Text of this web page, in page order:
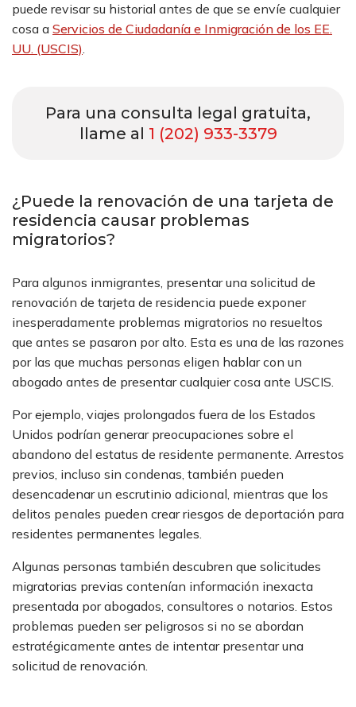
puede revisar su historial antes de que se envíe cualquier
cosa a Servicios de Ciudadanía e Inmigración de los EE.
UU. (USCIS).
Para una consulta legal gratuita,
llame al 1 (202) 933-3379
¿Puede la renovación de una tarjeta de
residencia causar problemas
migratorios?
Para algunos inmigrantes, presentar una solicitud de
renovación de tarjeta de residencia puede exponer
inesperadamente problemas migratorios no resueltos
que antes se pasaron por alto. Esta es una de las razones
por las que muchas personas eligen hablar con un
abogado antes de presentar cualquier cosa ante USCIS.
Por ejemplo, viajes prolongados fuera de los Estados
Unidos podrían generar preocupaciones sobre el
abandono del estatus de residente permanente. Arrestos
previos, incluso sin condenas, también pueden
desencadenar un escrutinio adicional, mientras que los
delitos penales pueden crear riesgos de deportación para
residentes permanentes legales.
Algunas personas también descubren que solicitudes
migratorias previas contenían información inexacta
presentada por abogados, consultores o notarios. Estos
problemas pueden ser peligrosos si no se abordan
estratégicamente antes de intentar presentar una
solicitud de renovación.